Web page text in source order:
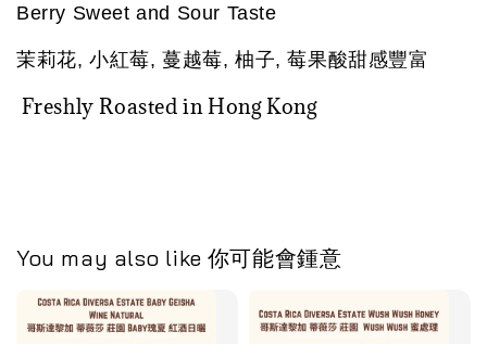
Berry Sweet and Sour Taste
茉莉花, 小紅莓, 蔓越莓, 柚子, 莓果酸甜感豐富
Freshly Roasted in Hong Kong
You may also like 你可能會鍾意